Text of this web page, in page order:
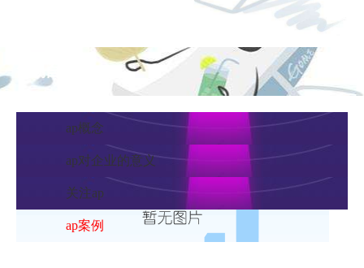
简易自动化
ap概念
ap对企业的意义
关注ap
ap案例